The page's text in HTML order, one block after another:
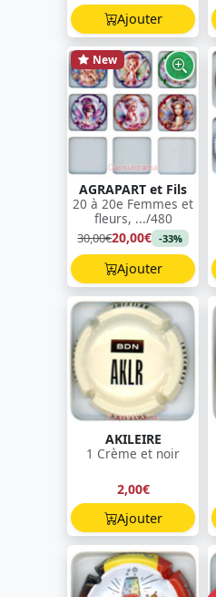
Ajouter
New
AGRAPART et Fils
20 à 20e Femmes et
fleurs, .../480
30,00€20,00€ -33%
Ajouter
AKILEIRE
1 Crème et noir
2,00€
Ajouter